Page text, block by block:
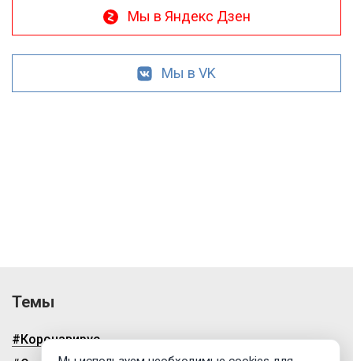
Мы в Яндекс Дзен
Мы в VK
Темы
#Коронавирус